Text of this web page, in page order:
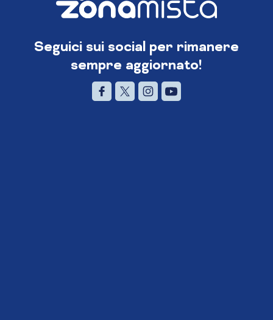
Seguici sui social per rimanere
sempre aggiornato!